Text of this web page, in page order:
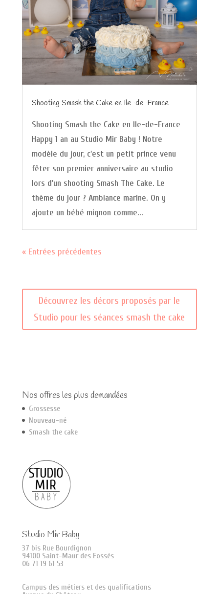
Shooting Smash the Cake en Ile-de-France
Shooting Smash the Cake en Ile-de-France
Happy 1 an au Studio Mir Baby ! Notre
modèle du jour, c'est un petit prince venu
fêter son premier anniversaire au studio
lors d'un shooting Smash The Cake. Le
thème du jour ? Ambiance marine. On y
ajoute un bébé mignon comme...
« Entrées précédentes
Découvrez les décors proposés par le
Studio pour les séances smash the cake
Nos offres les plus demandées
Grossesse
Nouveau-né
Smash the cake
Studio Mir Baby
37 bis Rue Bourdignon
94100 Saint-Maur des Fossés
06 71 19 61 53
Campus des métiers et des qualifications